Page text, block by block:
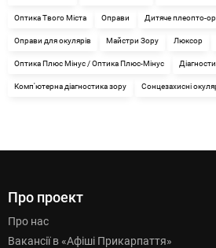
Оптика Твого Міста Оправи Дитяче плеопто-
Оправи для окулярів Майстри Зору Люксор
Оптика Плюс Мінус / Оптика Плюс-Мінус
Комп'ютерна діагностика зору Сонцезахисні
Про проект
Про нас
Вакансії в «Афіші Прикарпаття»